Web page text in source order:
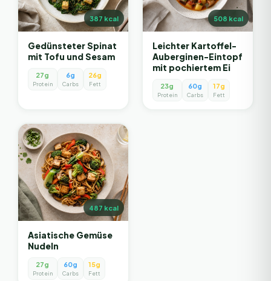
387 kcal
Gedünsteter Spinat
mit Tofu und Sesam
27g
Protein
6g
Carbs
26g
Fett
508 kcal
Leichter Kartoffel-
Auberginen-Eintopf
mit pochiertem Ei
23g
Protein
60g
Carbs
17g
Fett
487 kcal
Asiatische Gemüse
Nudeln
27g
Protein
60g
Carbs
15g
Fett